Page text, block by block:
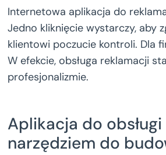
Internetowa aplikacja do
Jedno kliknięcie wystarczy, aby
klientowi poczucie kontroli. Dla
W efekcie, obsługa reklamacji
profesjonalizmie.
Aplikacja do
narzędziem do